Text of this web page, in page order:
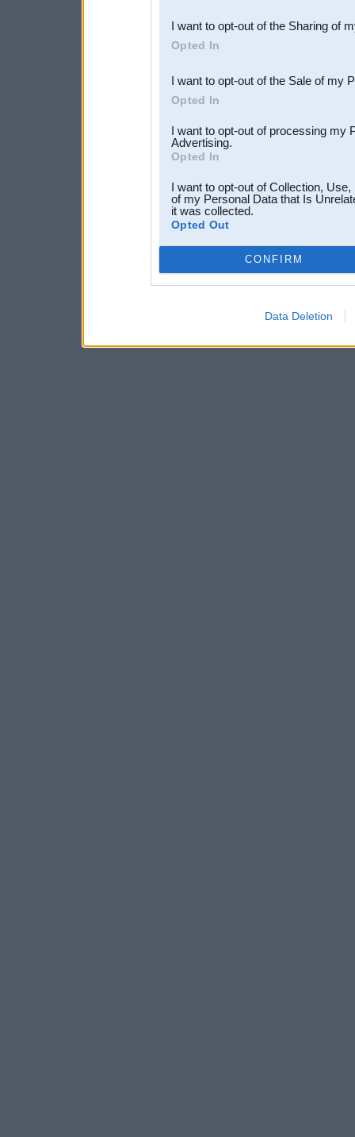
Downstream Participants
third parties.
I want to opt-out of the Sharing of
Opted In
I want to opt-out of the Sale of my
Opted In
I want to opt-out of processing my
Advertising.
Opted In
I want to opt-out of Collection,
of my Personal Data that Is
it was collected.
Opted Out
CONFIRM
Data Deletion